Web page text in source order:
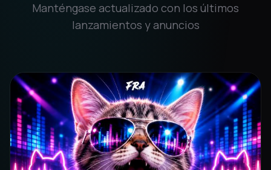
Manténgase actualizado con los últimos
lanzamientos y anuncios